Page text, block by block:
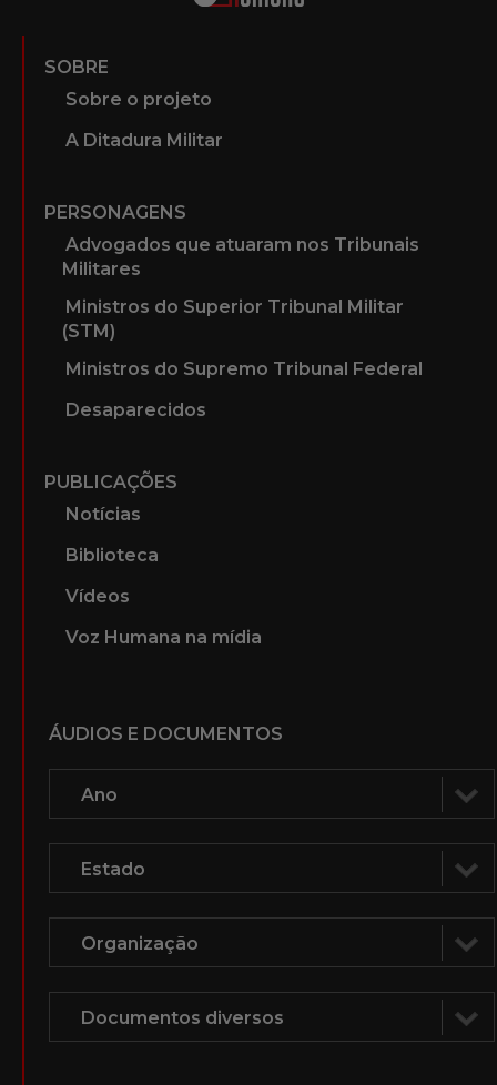
SOBRE
Sobre o projeto
A Ditadura Militar
PERSONAGENS
Advogados que atuaram nos Tribunais
Militares
Ministros do Superior Tribunal Militar
(STM)
Ministros do Supremo Tribunal Federal
Desaparecidos
PUBLICAÇÕES
Notícias
Biblioteca
Vídeos
Voz Humana na mídia
ÁUDIOS E DOCUMENTOS